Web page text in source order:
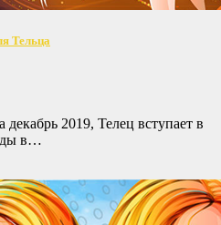
Тельца
2019, Телец вступает в
в…